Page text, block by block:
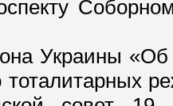
Украины
тоталитарных